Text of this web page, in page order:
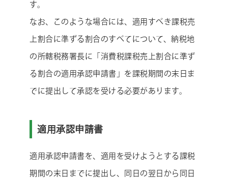
す。
なお、このような場合には、適用すべき課税売
上割合に準ずる割合のすべてについて、納税地
の所轄税務署長に「消費税課税売上割合に準ず
る割合の適用承認申請書」を課税期間の末日ま
でに提出して承認を受ける必要があります。
適用承認申請書
適用承認申請書を、適用を受けようとする課税
期間の末日までに提出し、同日の翌日から同日